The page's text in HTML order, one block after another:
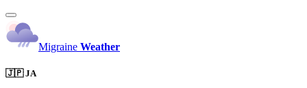
Migraine Weather
🇯🇵 JA